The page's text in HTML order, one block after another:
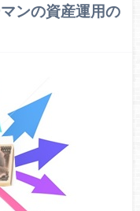
ンの資産運用の